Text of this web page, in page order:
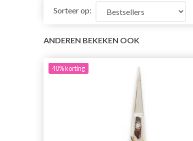
Sorteer op:
ANDEREN BEKEKEN OOK
40%korting